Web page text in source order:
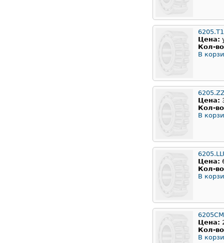
Цена:
Кол-
В
Цена:
Кол-
В
Цена:
Кол-
В
6205CM
Цена:
Кол-
В